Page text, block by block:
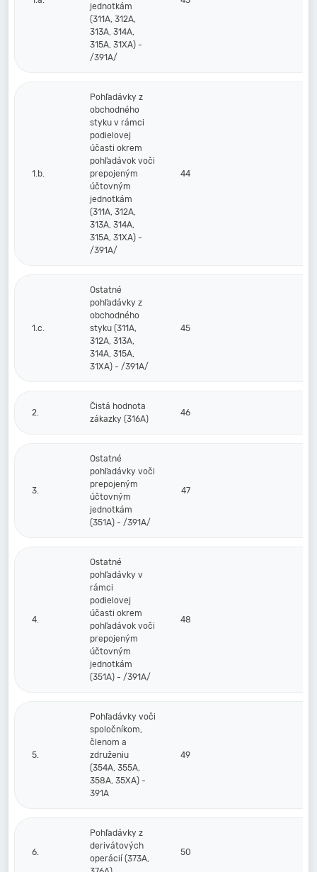
jednotkám
(311A, 312A,
313A, 314A,
315A, 31XA) -
/391A/
1.b.
Pohľadávky z
obchodného
styku v rámci
podielovej
účasti okrem
pohľadávok voči
prepojeným
účtovným
jednotkám
(311A, 312A,
313A, 314A,
315A, 31XA) -
/391A/
44
1.c.
Ostatné
pohľadávky z
obchodného
styku (311A,
312A, 313A,
314A, 315A,
31XA) - /391A/
45
2.
Čistá hodnota
zákazky (316A)
46
3.
Ostatné
pohľadávky voči
prepojeným
účtovným
jednotkám
(351A) - /391A/
47
4.
Ostatné
pohľadávky v
rámci
podielovej
účasti okrem
pohľadávok voči
prepojeným
účtovným
jednotkám
(351A) - /391A/
48
5.
Pohľadávky voči
spoločníkom,
členom a
združeniu
(354A, 355A,
358A, 35XA) -
391A
49
6.
Pohľadávky z
derivátových
operácií (373A,
50